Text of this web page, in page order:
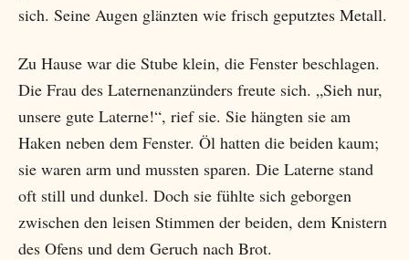
sich. Seine Augen glänzten wie frisch geputztes Metall.
Zu Hause war die Stube klein, die Fenster beschlagen.
Die Frau des Laternenanzünders freute sich. „Sieh nur,
unsere gute Laterne!“, rief sie. Sie hängten sie am
Haken neben dem Fenster. Öl hatten die beiden kaum;
sie waren arm und mussten sparen. Die Laterne stand
oft still und dunkel. Doch sie fühlte sich geborgen
zwischen den leisen Stimmen der beiden, dem Knistern
des Ofens und dem Geruch nach Brot.